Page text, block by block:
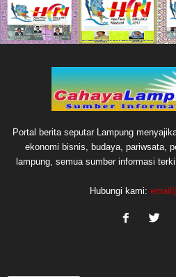
Portal berita seputar Lampung
ekonomi bisnis, budaya, pariwsata,
lampung, semua sumber informasi
Hubungi kami: